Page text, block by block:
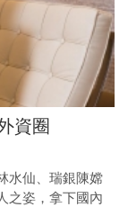
資圈
水仙、瑞銀陳嫦
之姿，拿下國內